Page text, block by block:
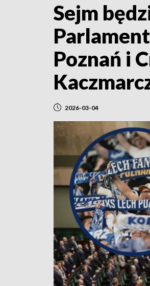
Sejm
Poznań i
2026-03-04